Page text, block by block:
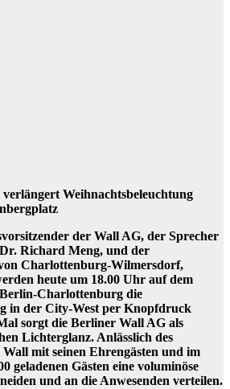
Weihnachtsbeleuchtung
der Wall AG, der Sprecher
Richard Meng, und der
Charlottenburg-Wilmersdorf,
heute um 18.00 Uhr auf dem
Charlottenburg die
in der City-West per Knopfdruck
sorgt die Berliner Wall AG als
Lichterglanz. Anlässlich des
mit seinen Ehrengästen und im
geladenen Gästen eine voluminöse
und an die Anwesenden verteilen.